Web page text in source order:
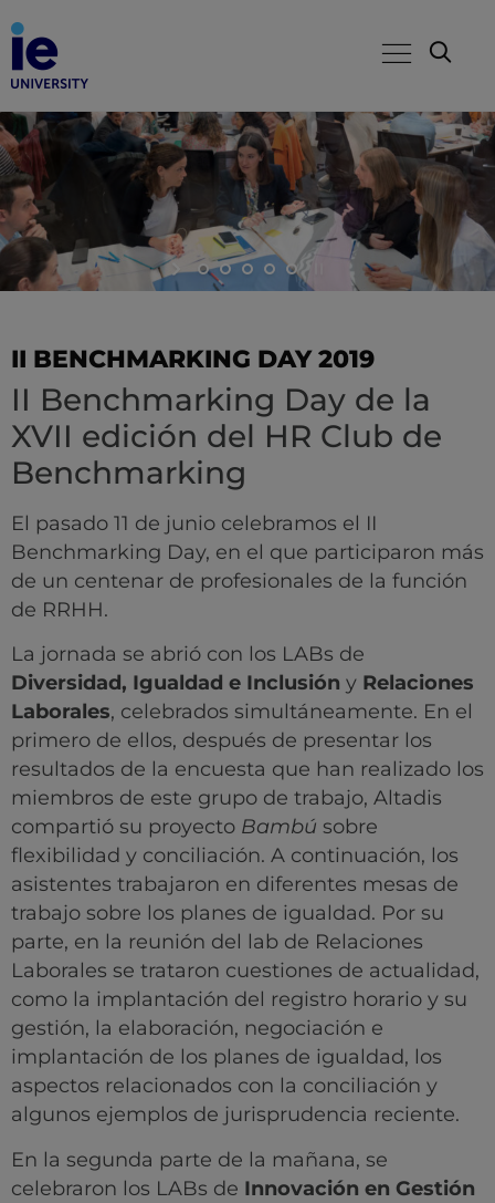
II BENCHMARKING DAY 2019
II Benchmarking Day de la
XVII edición del HR Club de
Benchmarking
El pasado 11 de junio celebramos el II
Benchmarking Day, en el que participaron más
de un centenar de profesionales de la función
de RRHH.
La jornada se abrió con los LABs de
Diversidad, Igualdad e Inclusión y Relaciones
Laborales, celebrados simultáneamente. En el
primero de ellos, después de presentar los
resultados de la encuesta que han realizado los
miembros de este grupo de trabajo, Altadis
compartió su proyecto Bambú sobre
flexibilidad y conciliación. A continuación, los
asistentes trabajaron en diferentes mesas de
trabajo sobre los planes de igualdad. Por su
parte, en la reunión del lab de Relaciones
Laborales se trataron cuestiones de actualidad,
como la implantación del registro horario y su
gestión, la elaboración, negociación e
implantación de los planes de igualdad, los
aspectos relacionados con la conciliación y
algunos ejemplos de jurisprudencia reciente.
En la segunda parte de la mañana, se
celebraron los LABs de Innovación en Gestión